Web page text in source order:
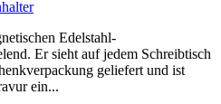
Edelstahl-
Er sieht auf jedem Schreibtisch
geliefert und ist
ein...